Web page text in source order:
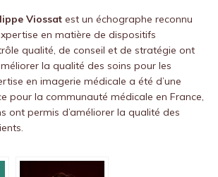
Viossat est un échographe reconnu
en matière de dispositifs
qualité, de conseil et de stratégie ont
la qualité des soins pour les
en imagerie médicale a été d’une
pour la communauté médicale en France,
ont permis d’améliorer la qualité des